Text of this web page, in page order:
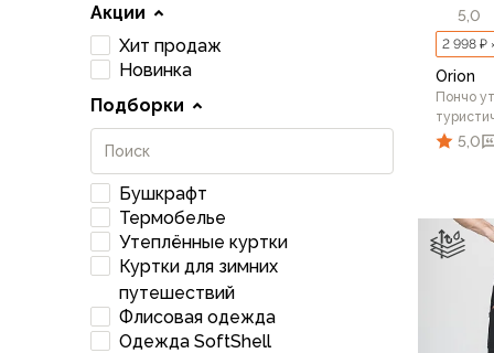
Панамы
Носки
Для треккинга
Носки для бега
Повседневные
Для бивуака, чуни
Мембранные носки
Неопреновые носки
Ремни брючные
Уход за одеждой
Снаряжение
Палатки и тенты
1-местные
Акции
Хит продаж
Новинка
Подборки
Бушкрафт
Термобелье
Утеплённые куртки
Куртки для зимних
путешествий
Флисовая одежда
Одежда SoftShell
5,0
2 998 ₽
Orion
Пончо
5,0